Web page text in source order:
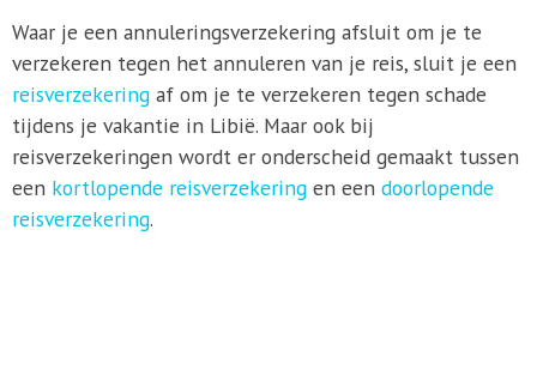
Waar je een annuleringsverzekering afsluit om je te
verzekeren tegen het annuleren van je reis, sluit je een
reisverzekeringaf om je te verzekeren tegen schade
tijdens je vakantie in Libië. Maar ook bij
reisverzekeringen wordt er onderscheid gemaakt tussen
een kortlopende reisverzekeringen een doorlopende
reisverzekering.